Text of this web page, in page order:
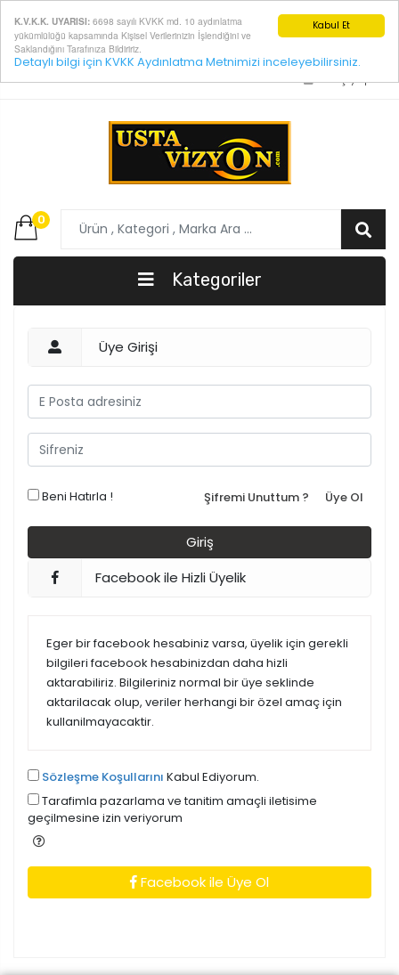
Kabul Et
K.V.K.K. UYARISI: 6698 sayılı KVKK md. 10 aydınlatma
yükümlülüğü kapsamında Kişisel Verilerinizin İşlendiğini ve
Saklandığını Tarafınıza Bildiririz.
Detaylı bilgi için KVKK Aydınlatma Metnimizi inceleyebilirsiniz.
Giriş yap
0
Kategoriler
Üye Girişi
Beni Hatırla ! Üye Ol
Şifremi Unuttum ?
Facebook ile Hizli Üyelik
Eger bir facebook hesabiniz varsa, üyelik için gerekli
bilgileri facebook hesabinizdan daha hizli
aktarabiliriz. Bilgileriniz normal bir üye seklinde
aktarilacak olup, veriler herhangi bir özel amaç için
kullanilmayacaktir.
Sözleşme Koşullarını Kabul Ediyorum.
Tarafimla pazarlama ve tanitim amaçli iletisime
geçilmesine izin veriyorum
Facebook ile Üye Ol